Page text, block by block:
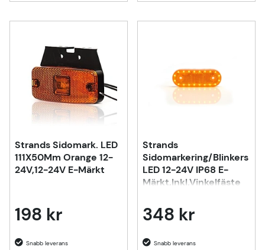
Strands Sidomark. LED
111X50Mm Orange 12-
24V,12-24V E-Märkt
198 kr
Strands
Sidomarkering/Blinkers
LED 12-24V IP68 E-
Märkt,Inkl.Vinkelfäste
Reflex.Blinkersväxlande
348 kr